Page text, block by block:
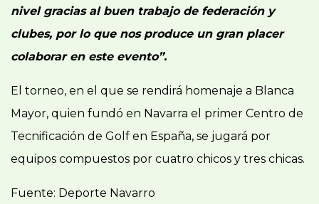
nivel gracias al buen trabajo de federación y
clubes, por lo que nos produce un gran placer
colaborar en este evento”.
El torneo, en el que se rendirá homenaje a Blanca
Mayor, quien fundó en Navarra el primer Centro de
Tecnificación de Golf en España, se jugará por
equipos compuestos por cuatro chicos y tres chicas.
Fuente: Deporte Navarro